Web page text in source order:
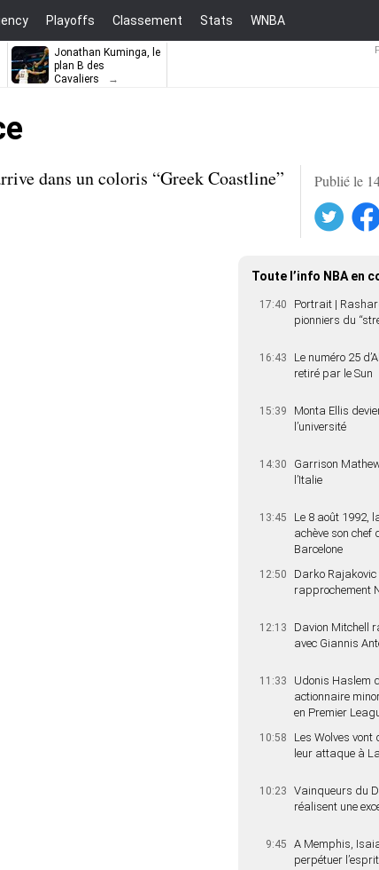
Playoffs Classement Stats WNBA
Jonathan Kuminga, le
plan B des
Cavaliers
Publié le
Facebook
dans un coloris “Greek Coastline”
Toute l’info NBA en
17:40
Portrait |
pionniers du
16:43
Le numéro 25
retiré par le Sun
15:39
Monta Ellis
l’université
14:30
Garrison
l’Italie
13:45
Le 8 août 1992,
achève son chef
Barcelone
12:50
Darko
rapprochement
12:13
Davion Mitchell
avec Giannis
11:33
Udonis Haslem
actionnaire
en Premier
10:58
Les Wolves vont
leur attaque à
10:23
Vainqueurs du
réalisent une
9:45
A Memphis,
perpétuer